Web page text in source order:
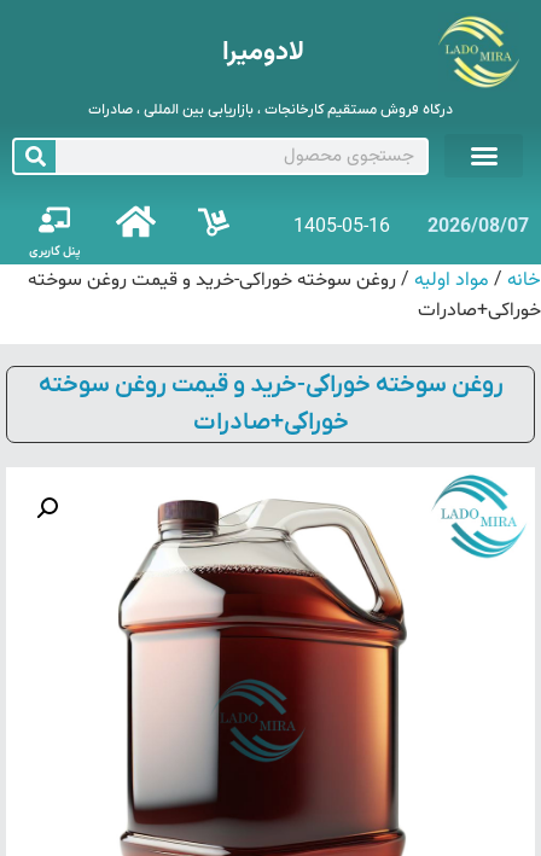
لادومیرا
درگاه فروش مستقیم کارخانجات ، بازاریابی بین المللی ، صادرات
2026/08/
1405-05-16
پنل کاربری
/ مواد اولیه/ روغن سوخته خوراکی-خرید و قیمت روغن سوخته
روغن سوخته خوراکی-خرید و قیمت روغن سوخته
خوراکی+صادرات